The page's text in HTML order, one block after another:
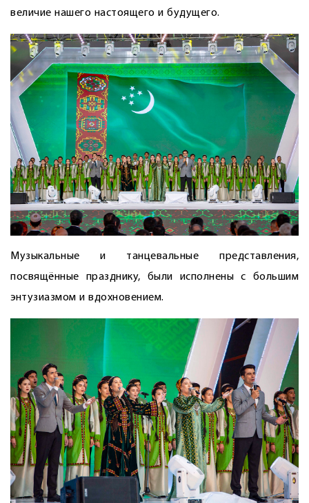
величие нашего настоящего и будущего.
Музыкальные и танцевальные представления,
посвящённые празднику, были исполнены с большим
энтузиазмом и вдохновением.